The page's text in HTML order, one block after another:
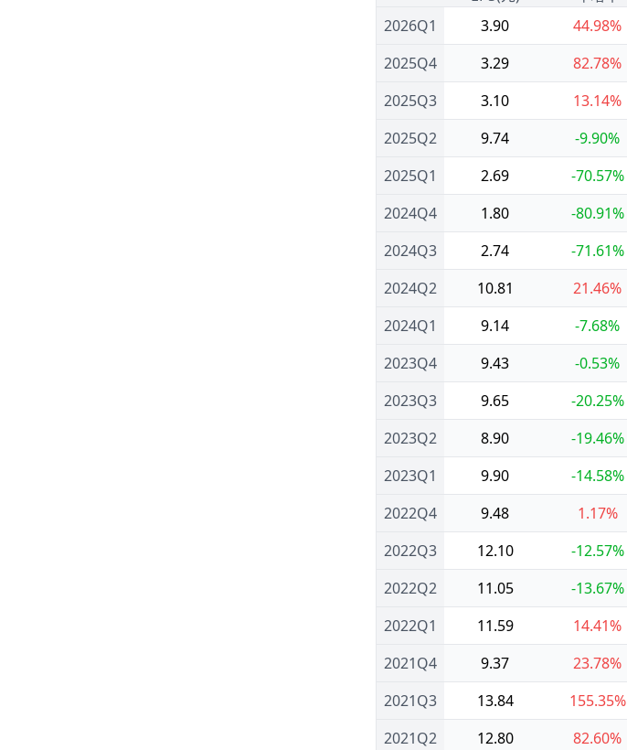
2026Q1
2025Q4
2025Q3
2025Q2
2025Q1
2024Q4
2024Q3
2024Q2
2024Q1
2023Q4
2023Q3
2023Q2
2023Q1
2022Q4
2022Q3
2022Q2
2022Q1
2021Q4
2021Q3
2021Q2
3.90
44.98%
3.29
82.78%
3.10
13.14%
9.74
-9.90%
2.69
-70.57%
1.80
-80.91%
2.74
-71.61%
10.81
21.46%
9.14
-7.68%
9.43
-0.53%
9.65
-20.25%
8.90
-19.46%
9.90
-14.58%
9.48
1.17%
12.10
-12.57%
11.05
-13.67%
11.59
14.41%
9.37
23.78%
13.84
155.35%
12.80
82.60%